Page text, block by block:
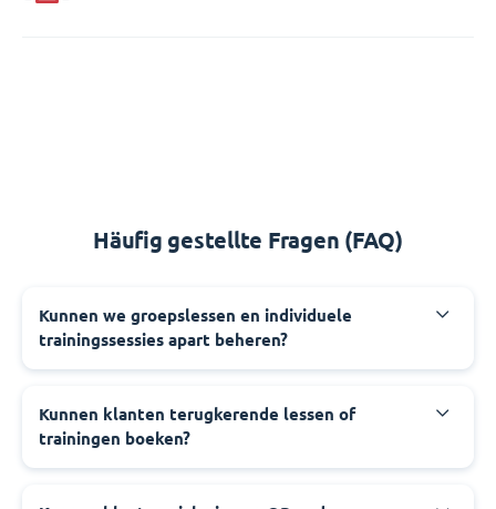
Häufig gestellte Fragen (FAQ)
Kunnen we groepslessen en individuele
trainingssessies apart beheren?
Kunnen klanten terugkerende lessen of
trainingen boeken?